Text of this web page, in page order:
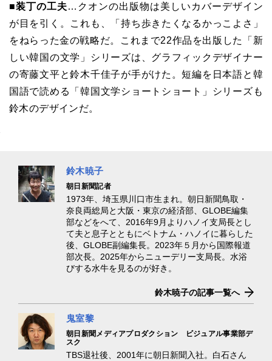
■装丁の工夫…クオンの出版物は美しいカバーデザイン
が目を引く。これも、「持ち歩きたくなるかっこよさ」
をねらった金の戦略だ。これまで22作品を出版した「新
しい韓国の文学」シリーズは、グラフィックデザイナー
の寄藤文平と鈴木千佳子が手がけた。短編を日本語と韓
国語で読める「韓国文学ショートショート」シリーズも
鈴木のデザインだ。
鈴木暁子
朝日新聞記者
1973年、埼玉県川口市生まれ。朝日新聞鳥取・
奈良両総局と大阪・東京の経済部、GLOBE編集
部などをへて、2016年9月よりハノイ支局長とし
て夫と息子とともにベトナム・ハノイに暮らした
後、GLOBE副編集長。2023年５月から国際報道
部次長。2025年からニューデリー支局長。水浴
びする水牛を見るのが好き。
鈴木暁子の記事一覧へ
鬼室黎
朝日新聞メディアプロダクション ビジュアル事業部デ
スク
TBS退社後、2001年に朝日新聞入社。白石さん